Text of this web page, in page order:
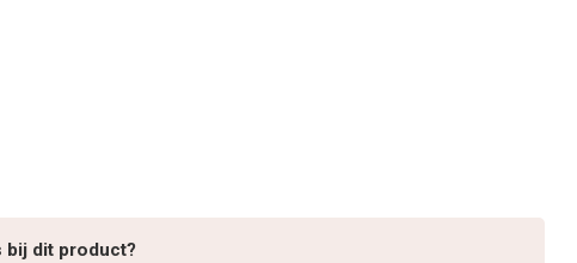
bij dit product?